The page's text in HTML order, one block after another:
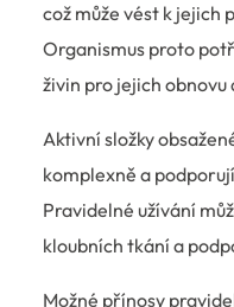
což může vést k jejich
Organismus proto
živin pro jejich
Aktivní složky
komplexně a
Pravidelné užívání
kloubních tkání a
Možné přínosy